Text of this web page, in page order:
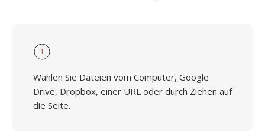
1
Wählen Sie Dateien vom Computer, Google
Drive, Dropbox, einer URL oder durch Ziehen auf
die Seite.